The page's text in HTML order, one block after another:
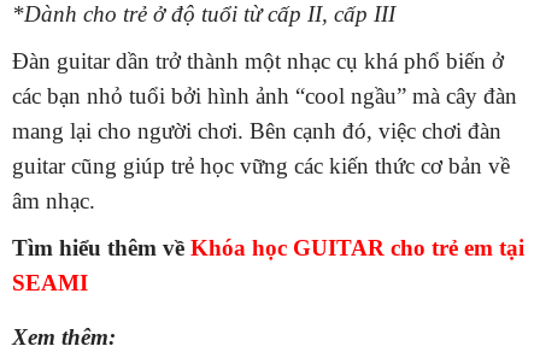
*Dành cho trẻ ở độ tuổi từ cấp II, cấp III
Đàn guitar dần trở thành một nhạc cụ khá phổ biến ở
các bạn nhỏ tuổi bởi hình ảnh “cool ngầu” mà cây đàn
mang lại cho người chơi. Bên cạnh đó, việc chơi đàn
guitar cũng giúp trẻ học vững các kiến thức cơ bản về
âm nhạc.
Tìm hiểu thêm về Khóa học GUITAR cho trẻ em tại
SEAMI
Xem thêm: